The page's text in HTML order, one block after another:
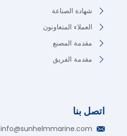
شهادة الصناعة
العملاء المتعاونون
مقدمة المصنع
مقدمة الفريق
اتصل بنا
info@sunhelmmarine.com